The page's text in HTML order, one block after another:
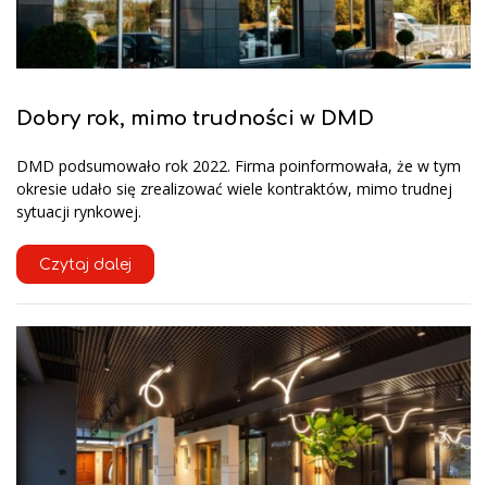
Dobry rok, mimo trudności w DMD
DMD podsumowało rok 2022. Firma poinformowała, że w tym
okresie udało się zrealizować wiele kontraktów, mimo trudnej
sytuacji rynkowej.
Czytaj dalej